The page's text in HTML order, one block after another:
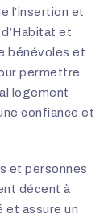
l’insertion et
et
bénévoles et
permettre
logement
confiance et
et personnes
décent à
et assure un